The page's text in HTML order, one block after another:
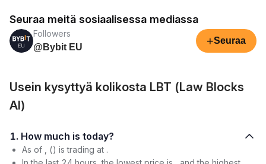
Seuraa meitä sosiaalisessa mediassa
Followers
@Bybit EU
+Seuraa
Usein kysyttyä kolikosta LBT (Law Blocks
AI)
1. How much is today?
As of , () is trading at .